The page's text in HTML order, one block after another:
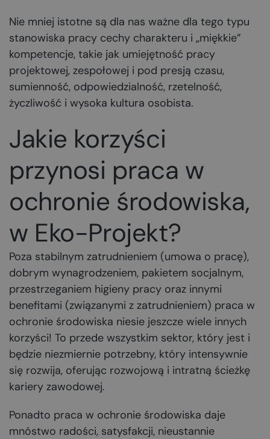
Nie mniej istotne są dla nas ważne dla tego typu
stanowiska pracy cechy charakteru i „miękkie”
kompetencje, takie jak umiejętność pracy
projektowej, zespołowej i pod presją czasu,
sumienność, odpowiedzialność, rzetelność,
życzliwość i wysoka kultura osobista.
Jakie korzyści
przynosi praca w
ochronie środowiska,
w Eko-Projekt?
Poza stabilnym zatrudnieniem (umowa o pracę),
dobrym wynagrodzeniem, pakietem socjalnym,
przestrzeganiem higieny pracy oraz innymi
benefitami (związanymi z zatrudnieniem) praca w
ochronie środowiska niesie jeszcze wiele innych
korzyści! To przede wszystkim sektor, który jest i
będzie niezmiernie potrzebny, który intensywnie
się rozwija, oferując rozwojową i intratną ścieżkę
kariery zawodowej.
Ponadto praca w ochronie środowiska daje
mnóstwo radości, satysfakcji, nieustannie